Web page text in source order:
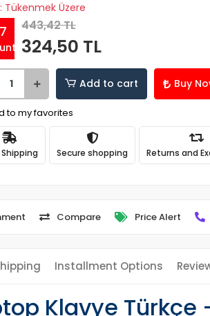
Tükenmek Üzere
443,42 TL
324,50 TL
Add to cart Buy
to my favorites
Secure shopping Returns and
Compare Price Alert
Installment Options
Klavye Türkçe